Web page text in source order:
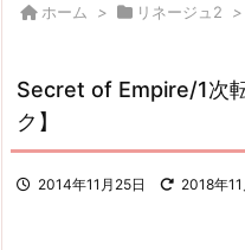
ホーム > リネージュ2 >
Secret of Empire/1次
ク】
2014年11月25日 2018年